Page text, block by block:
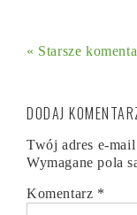
« Starsze
DODAJ
Twój adres e-
Wymagane pola
Komentarz *